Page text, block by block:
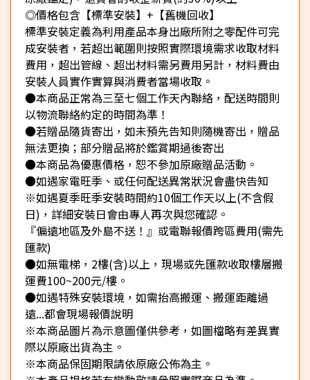
◎價格包含【標準安裝】+【舊機回收】
標準安裝定義為利用產品本身出廠所附之零配件可完
成安裝者，若超出範圍則按照實際環境需求收取材料
費用，超出管線、超出材料需另費用另計，材料費由
安裝人員實作實算與消費者當場收取。
●本商品正常為三至七個工作天內聯絡，配送時間則
以物流聯絡約定的時間為準！
●若贈品隨貨寄出，如未預先告知則隨機寄出，贈品
無法更換；部分贈品將於鑑賞期過後寄出
●本商品為優惠價格，恕不參加原廠贈品活動。
●如遇家電旺季、或任何配送異常狀況會盡快告知
※如遇夏季旺季安裝時間約10個工作天以上(不含假
日)，詳細安裝日會由專人再次與您確認。
『偏遠地區及外島不送！』或電聯報價跨區費用(需先
匯款)
●如無電梯，2樓(含)以上，現場或先匯款收取樓層搬
運費100~200元/樓。
●如遇特殊安裝環境，如需抬高搬運、搬運距離過
遠...都會現場報價說明
※本商品圖片為示意圖僅供參考，如圖檔略有差異實
際以原廠出貨為主。
※本商品保固期限請依原廠公佈為主。